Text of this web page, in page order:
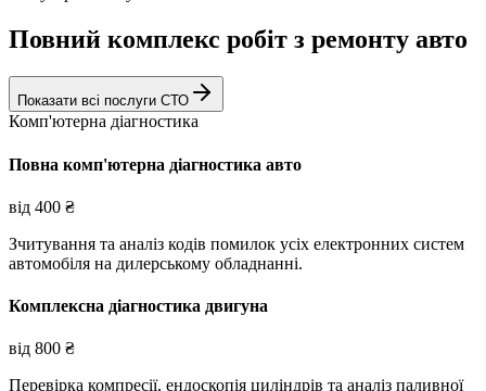
Повний комплекс робіт з ремонту авто
Показати всі послуги СТО
Комп'ютерна діагностика
Повна комп'ютерна діагностика авто
від 400 ₴
Зчитування та аналіз кодів помилок усіх електронних систем
автомобіля на дилерському обладнанні.
Комплексна діагностика двигуна
від 800 ₴
Перевірка компресії, ендоскопія циліндрів та аналіз паливної